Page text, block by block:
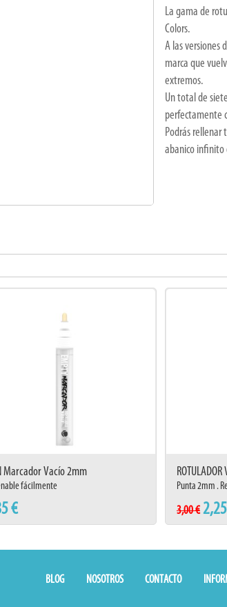
La gama de
Colors.
A las versiones
marca que
extremos.
Un total de
perfectamente
Podrás rellenar
abanico infinito
Marcador Vacío 2mm
fácilmente
€
Punta 2mm .
3,00 €
BLOG NOSOTROS CONTACTO